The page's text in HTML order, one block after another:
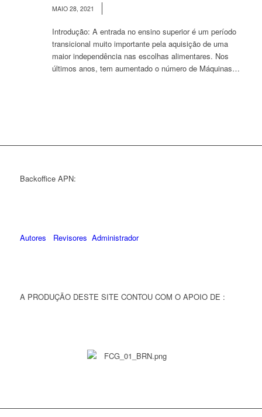
MAIO 28, 2021
Introdução: A entrada no ensino superior é um período
transicional muito importante pela aquisição de uma
maior independência nas escolhas alimentares. Nos
últimos anos, tem aumentado o número de Máquinas…
Backoffice APN:
Autores Revisores Administrador
A PRODUÇÃO DESTE SITE CONTOU COM O APOIO DE :